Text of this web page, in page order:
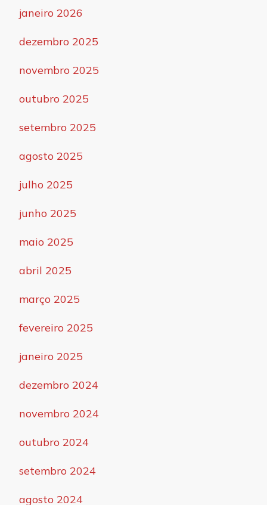
janeiro 2026
dezembro 2025
novembro 2025
outubro 2025
setembro 2025
agosto 2025
julho 2025
junho 2025
maio 2025
abril 2025
março 2025
fevereiro 2025
janeiro 2025
dezembro 2024
novembro 2024
outubro 2024
setembro 2024
agosto 2024